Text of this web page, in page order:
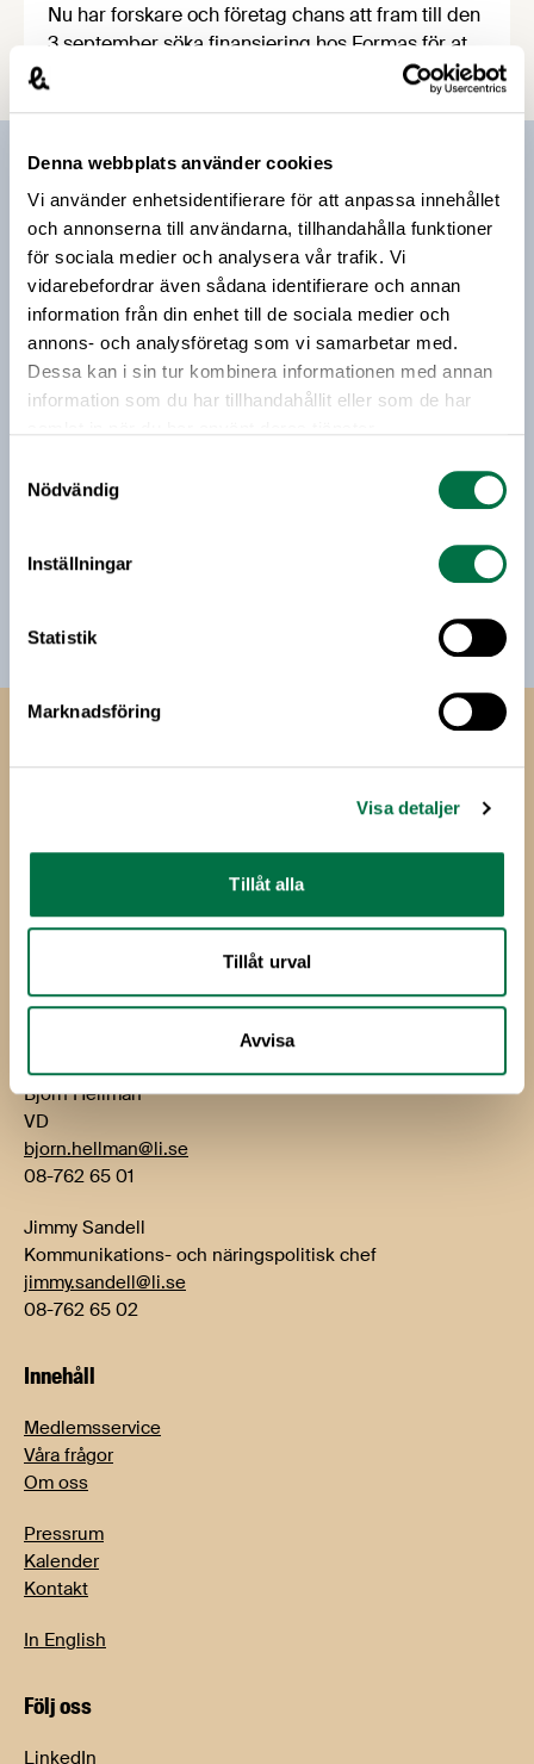
Denna webbplats använder cookies
Vi använder enhetsidentifierare för att anpassa innehållet
och annonserna till användarna, tillhandahålla funktioner
för sociala medier och analysera vår trafik. Vi
vidarebefordrar även sådana identifierare och annan
information från din enhet till de sociala medier och
annons- och analysföretag som vi samarbetar med.
Dessa kan i sin tur kombinera informationen med annan
information som du har tillhandahållit eller som de har
Nödvändig
Inställningar
Statistik
Marknadsföring
Visa detaljer
Tillåt alla
Tillåt urval
Avvisa
Nu har forskare och företag chans att fram till den
3 september söka finansiering hos Formas för att
gemensamt skapa och driva tvärvetenskapliga
centrumbildningar kring områden som bidrar till
livsmedelssystemet. Den 17 april kl 10.00-11.30
arrangerar Formas ett webinarium för dig som vill
veta mer.
Prenumerera på vårt nyhetsbrev
Vårt nyhetsbrev kommer ut 3-4 gånger i månaden och
riktar sig till alla med ett intresse för
livsmedelsföretagande och den svenska
livsmedelsbranschen. När du anmäler dig till vårt
nyhetsbrev godkänner du Livsmedelsföretagens
hantering av personuppgifter.
till min inkorg. Livsmedelsföretagen ska inte dela eller
sälja min personliga information. Jag kan när som helst
Björn Hellman
VD
bjorn.hellman@li.se
08-762 65 01
Jimmy Sandell
Kommunikations- och näringspolitisk chef
jimmy.sandell@li.se
08-762 65 02
Innehåll
Medlemsservice
Våra frågor
Om oss
Pressrum
Kalender
Kontakt
In English
Följ oss
LinkedIn